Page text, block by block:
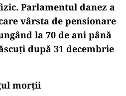
Parlamentul danez a
vârsta de pensionare
la 70 de ani până
după 31 decembrie
morții